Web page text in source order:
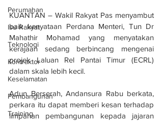
Perumahan
Isu Rakyat
Teknologi
Kontraktor
Keselamatan
Pembangunan
Training
KUANTAN – Wakil Rakyat Pas menyambut
baik kenyataan Perdana Menteri, Tun Dr
Mahathir Mohamad yang menyatakan
kerajaan sedang berbincang mengenai
projek Laluan Rel Pantai Timur (ECRL)
dalam skala lebih kecil.
Adun Berserah, Andansura Rabu berkata,
perkara itu dapat memberi kesan terhadap
limpahan pembangunan kepada jajaran